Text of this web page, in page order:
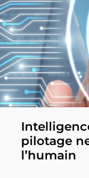
pilotage
l’humain